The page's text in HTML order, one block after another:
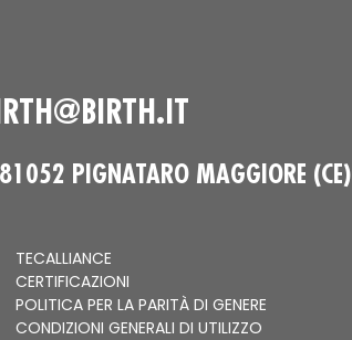
PIGNATARO MAGGIORE (CE)
TECALLIANCE
CERTIFICAZIONI
POLITICA PER LA PARITÀ DI GENERE
CONDIZIONI GENERALI DI UTILIZZO